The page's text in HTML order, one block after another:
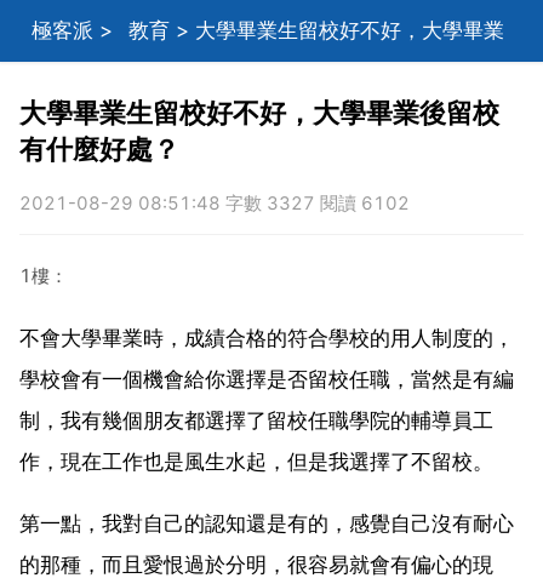
極客派 > 教育 > 大學畢業生留校好不好，大學畢業
大學畢業生留校好不好，大學畢業後留校
有什麼好處？
2021-08-29 08:51:48 字數 3327 閱讀 6102
1樓：
不會大學畢業時，成績合格的符合學校的用人制度的，
學校會有一個機會給你選擇是否留校任職，當然是有編
制，我有幾個朋友都選擇了留校任職學院的輔導員工
作，現在工作也是風生水起，但是我選擇了不留校。
第一點，我對自己的認知還是有的，感覺自己沒有耐心
的那種，而且愛恨過於分明，很容易就會有偏心的現